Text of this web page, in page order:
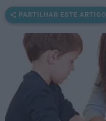
PARTILHAR ESTE ARTIGO